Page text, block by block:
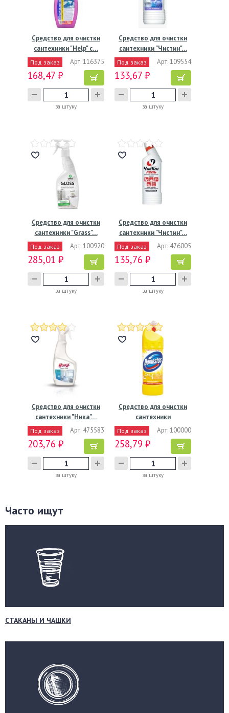
Средство для очистки
сантехники "Help" c…
Под заказ Арт: 116375
168,47 ₽
за штуку
Средство для очистки
сантехники "Чистин"…
Под заказ Арт: 109554
133,67 ₽
за штуку
Средство для очистки
сантехники "Grass"…
Под заказ Арт: 100920
285,01 ₽
за штуку
Средство для очистки
сантехники "Чистин"…
Под заказ Арт: 476005
135,76 ₽
за штуку
Средство для очистки
сантехники "Ника"…
Под заказ Арт: 475583
203,76 ₽
за штуку
Средство для очистки
сантехники
"Domestos"…
Под заказ Арт: 100000
258,79 ₽
за штуку
Часто ищут
СТАКАНЫ И ЧАШКИ